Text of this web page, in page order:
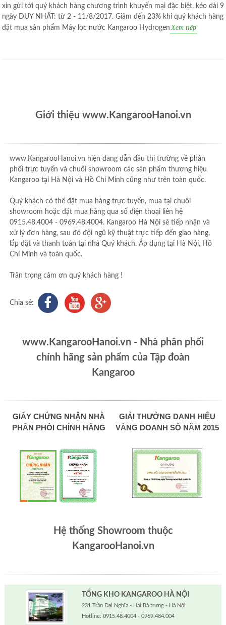
xin gửi tới quý khách hàng chương trình khuyến mại đặc biệt, kéo dài 9
ngày DUY NHẤT: từ 2 - 11/8/2017. Giảm đến 23% khi quý khách hàng
đặt mua sản phẩm Máy lọc nước Kangaroo Hydrogen Xem tiếp
Giới thiệu www.KangarooHanoi.vn
www.KangarooHanoi.vn hiện đang dẫn đầu thị trường về phân
phối trực tuyến và chuỗi showroom các sản phẩm thương hiệu
Kangaroo tại Hà Nội và Hồ Chí Minh cũng như trên toàn quốc.
Quý khách có thể đặt mua hàng trực tuyến, mua tại chuỗi
showroom hoặc đặt mua hàng qua số điện thoại liên hệ
0915.48.4004 - 0969.48.4004. Kangaroo Hà Nội sẽ tiếp nhận và
xử lý đơn hàng, sau đó đội ngũ kỹ thuật trực tiếp đến giao hàng,
lắp đặt và thanh toán tại nhà Quý khách. Áp dụng tại Hà Nội, Hồ
Chí Minh và toàn quốc.
Trân trọng cảm ơn quý khách hàng !
Chia sẻ:
www.KangarooHanoi.vn - Nhà phân phối
chính hãng sản phẩm của Tập đoàn
Kangaroo
GIẤY CHỨNG NHẬN NHÀ
PHÂN PHỐI CHÍNH HÃNG
GIẢI THƯỞNG DANH HIỆU
VÀNG DOANH SỐ NĂM 2015
Hệ thống Showroom thuộc
KangarooHanoi.vn
TỔNG KHO KANGAROO HÀ NỘI
231 Trần Đại Nghĩa - Hai Bà trưng - Hà Nội
Hotline: 0915.48.4004 - 0969.484.004